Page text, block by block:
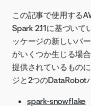
この記事で使用する
Spark 2.11に基づい
ッケージの新しいバ
がいくつか生じる場
提供されているもの
ジと2つのDataRobot
spark-snowflake